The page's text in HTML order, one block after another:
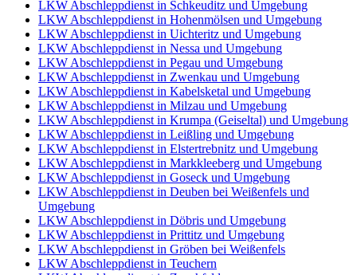
LKW Abschleppdienst in Schkeuditz und Umgebung
LKW Abschleppdienst in Hohenmölsen und Umgebung
LKW Abschleppdienst in Uichteritz und Umgebung
LKW Abschleppdienst in Nessa und Umgebung
LKW Abschleppdienst in Pegau und Umgebung
LKW Abschleppdienst in Zwenkau und Umgebung
LKW Abschleppdienst in Kabelsketal und Umgebung
LKW Abschleppdienst in Milzau und Umgebung
LKW Abschleppdienst in Krumpa (Geiseltal) und Umgebung
LKW Abschleppdienst in Leißling und Umgebung
LKW Abschleppdienst in Elstertrebnitz und Umgebung
LKW Abschleppdienst in Markkleeberg und Umgebung
LKW Abschleppdienst in Goseck und Umgebung
LKW Abschleppdienst in Deuben bei Weißenfels und
Umgebung
LKW Abschleppdienst in Döbris und Umgebung
LKW Abschleppdienst in Prittitz und Umgebung
LKW Abschleppdienst in Gröben bei Weißenfels
LKW Abschleppdienst in Teuchern